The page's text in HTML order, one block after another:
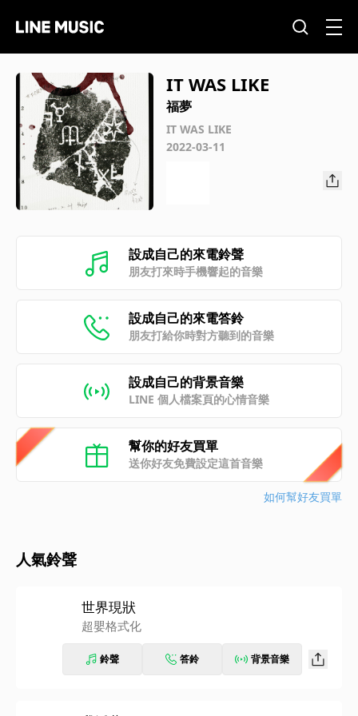
IT WAS LIKE
福夢
IT WAS LIKE
2022-03-11
設成自己的來電鈴聲
朋友打來時手機響起的音樂
設成自己的來電答鈴
朋友打給你時對方聽到的音樂
設成自己的背景音樂
LINE 個人檔案頁的心情音樂
幫你的好友買單
送你好友免費設定這首音樂
如何幫好友買單
人氣鈴聲
世界現狀
超嬰格式化
鈴聲 答鈴 背景音樂